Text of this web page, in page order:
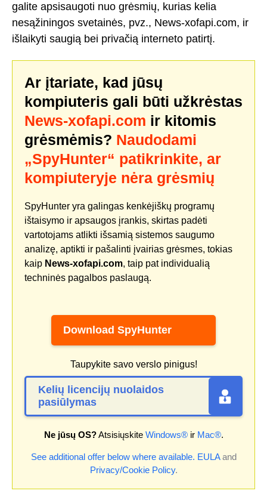
galite apsisaugoti nuo grėsmių, kurias kelia
nesąžiningos svetainės, pvz., News-xofapi.com, ir
išlaikyti saugią bei privačią interneto patirtį.
Ar įtariate, kad jūsų
kompiuteris gali būti užkrėstas
News-xofapi.com ir kitomis
grėsmėmis? Naudodami
„SpyHunter“ patikrinkite, ar
kompiuteryje nėra grėsmių
SpyHunter yra galingas kenkėjiškų programų
ištaisymo ir apsaugos įrankis, skirtas padėti
vartotojams atlikti išsamią sistemos saugumo
analizę, aptikti ir pašalinti įvairias grėsmes, tokias
kaip News-xofapi.com, taip pat individualią
techninės pagalbos paslaugą.
Download SpyHunter
Taupykite savo verslo pinigus!
Kelių licencijų nuolaidos
pasiūlymas
Ne jūsų OS?Atsisiųskite Windows®ir Mac®.
See additional offer below where available. EULAand
Privacy/Cookie Policy.